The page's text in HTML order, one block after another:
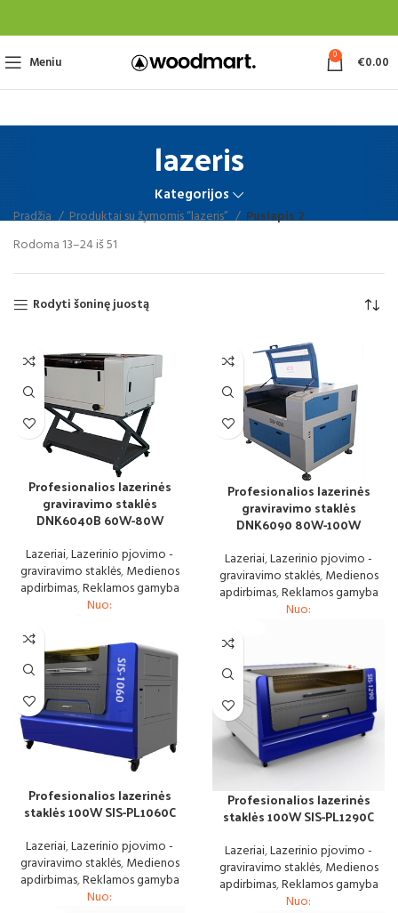
Meniu 0 €0.00
lazeris
Kategorijos
Pradžia Produktai su žymomis “lazeris”
Puslapis 2
Rodoma 13–24 iš 51
Rodyti šoninę juostą
Profesionalios lazerinės
graviravimo staklės
DNK6040B 60W-80W
Lazeriai,Lazerinio pjovimo -
graviravimo staklės,Medienos
apdirbimas,Reklamos gamyba
Nuo:
Profesionalios lazerinės
graviravimo staklės
DNK6090 80W-100W
Lazeriai,Lazerinio pjovimo -
graviravimo staklės,Medienos
apdirbimas,Reklamos gamyba
Nuo:
Profesionalios lazerinės
staklės 100W SIS-PL1060C
Lazeriai,Lazerinio pjovimo -
graviravimo staklės,Medienos
apdirbimas,Reklamos gamyba
Nuo:
Profesionalios lazerinės
staklės 100W SIS-PL1290C
Lazeriai,Lazerinio pjovimo -
graviravimo staklės,Medienos
apdirbimas,Reklamos gamyba
Nuo: